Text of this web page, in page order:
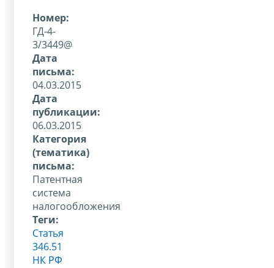
Номер:
ГД-4-
3/3449@
Дата
письма:
04.03.2015
Дата
публикации:
06.03.2015
Категория
(тематика)
письма:
Патентная
система
налогообложения
Теги:
Статья
346.51
НК РФ